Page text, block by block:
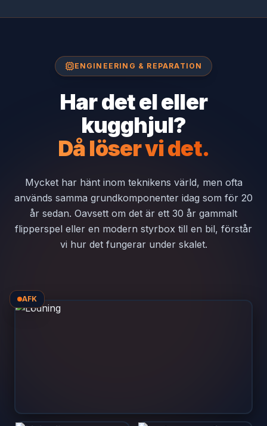
ENGINEERING & REPARATION
Har det el eller
kugghjul?
Då löser vi det.
Mycket har hänt inom teknikens värld, men ofta
används samma grundkomponenter idag som för 20
år sedan. Oavsett om det är ett 30 år gammalt
flipperspel eller en modern styrbox till en bil, förstår
vi hur det fungerar under skalet.
AFK